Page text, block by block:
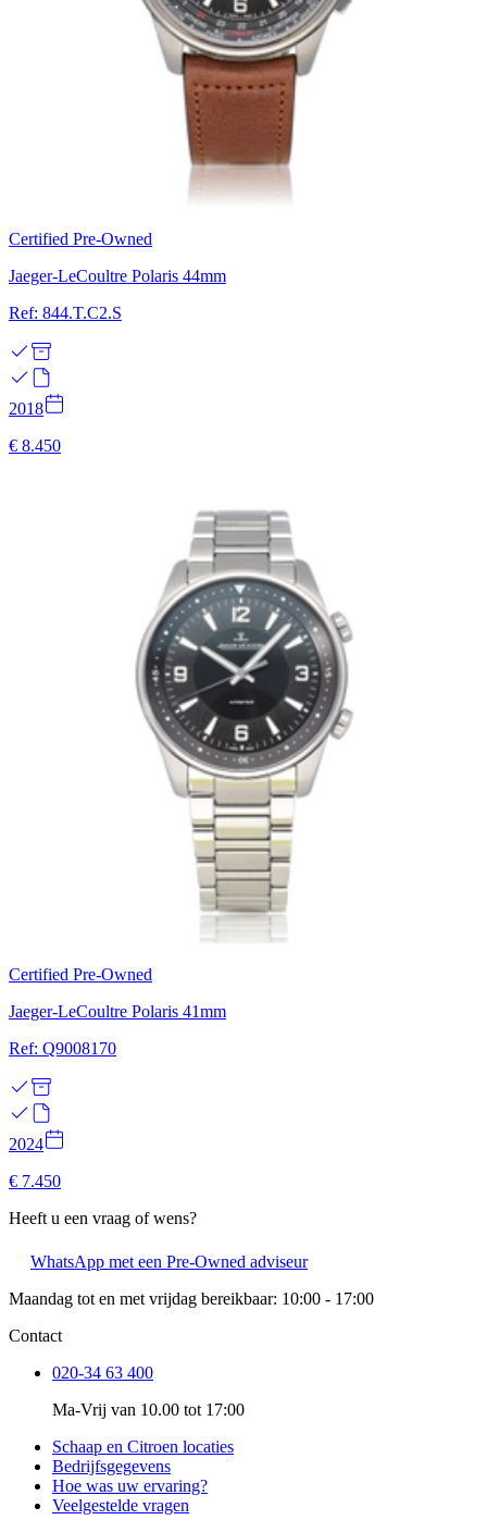
Certified Pre-Owned
Jaeger-LeCoultre Polaris 44mm
Ref: 844.T.C2.S
2018
€ 8.450
Certified Pre-Owned
Jaeger-LeCoultre Polaris 41mm
Ref: Q9008170
2024
€ 7.450
Heeft u een vraag of wens?
WhatsApp met een Pre-Owned adviseur
Maandag tot en met vrijdag bereikbaar: 10:00 - 17:00
Contact
020-34 63 400
Ma-Vrij van 10.00 tot 17:00
Schaap en Citroen locaties
Bedrijfsgegevens
Hoe was uw ervaring?
Veelgestelde vragen